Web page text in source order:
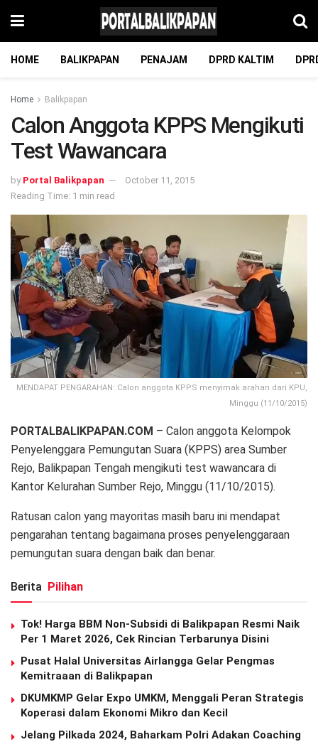
HOME BALIKPAPAN PENAJAM DPRD KALTIM
Home Balikpapan
Calon Anggota KPPS Mengikuti
Test Wawancara
by Portal Balikpapan
October 11, 2015
Reading Time: 1 min read
MENDAPAT PENGARAHAN: Calon anggota KPPS menyimak arahan dari KPU,
Minggu (11/10/2015)
PORTALBALIKPAPAN.COM – Calon anggota Kelompok
Penyelenggara Pemungutan Suara (KPPS) area Sumber
Rejo, Balikpapan Tengah mengikuti test wawancara di
Kantor Kelurahan Sumber Rejo, Minggu (11/10/2015).
Ratusan calon yang mayoritas masih baru ini mendapat
pengarahan tentang bagaimana proses penyelenggaraan
pemungutan suara dengan baik dan benar.
Berita Pilihan
Tok! Harga BBM Non-Subsidi di Balikpapan Resmi Naik
Per 1 Maret 2026, Cek Rincian Terbarunya Disini
Pusat Halal Universitas Airlangga Gelar Pengmas
Kemitraaan di Balikpapan
DKUMKMP Gelar Expo UMKM, Menggali Peran Strategis
Koperasi dalam Ekonomi Mikro dan Kecil
Jelang Pilkada 2024, Baharkam Polri Adakan Coaching